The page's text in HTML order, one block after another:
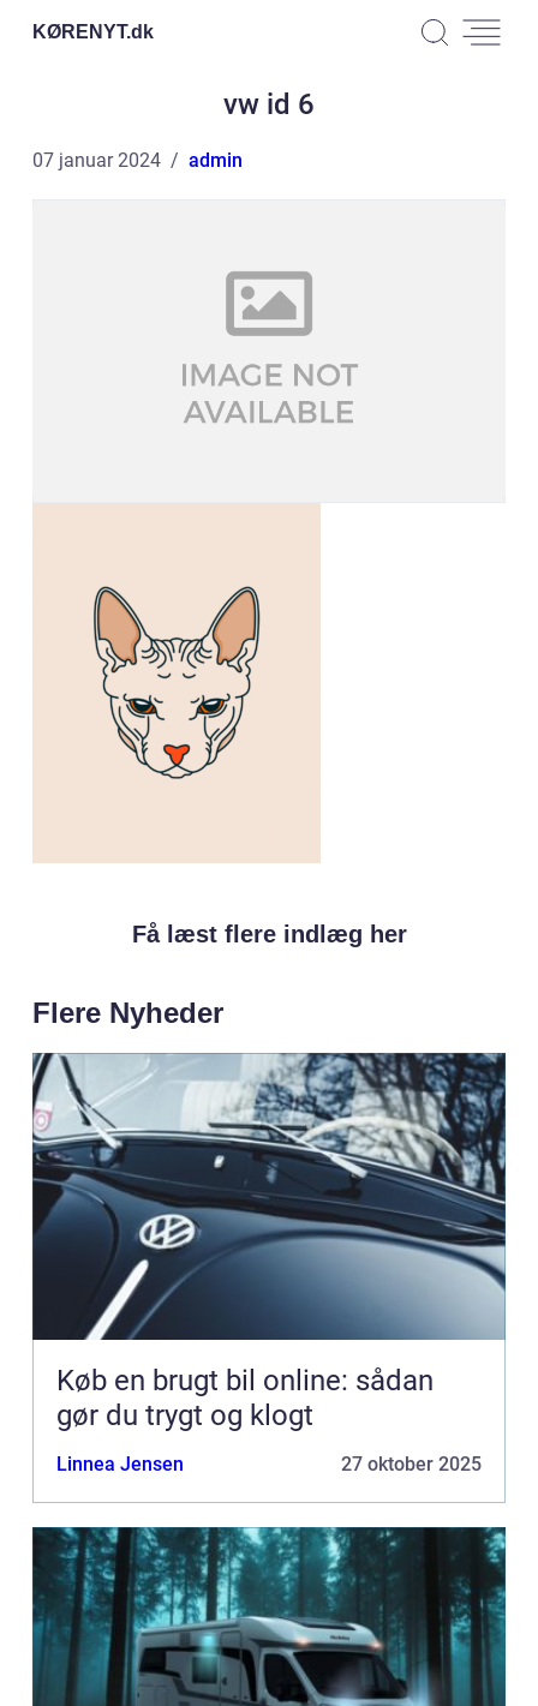
KØRENYT.dk
vw id 6
07 januar 2024 admin
Få læst flere indlæg her
Flere Nyheder
Køb en brugt bil online: sådan
gør du trygt og klogt
Linnea Jensen 27 oktober 2025